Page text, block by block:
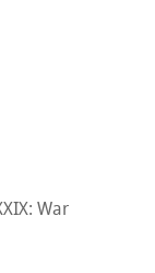
War